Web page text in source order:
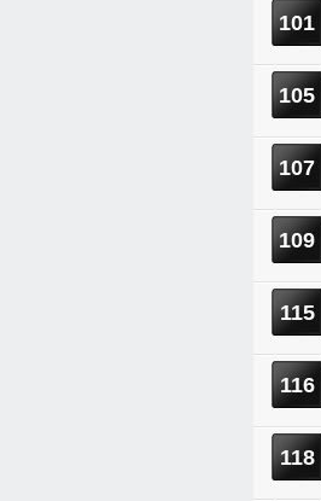
101
105
107
109
115
116
118